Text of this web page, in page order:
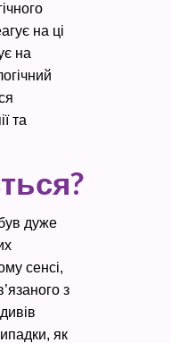
на ці
на
та
дуже
сенсі,
з
як